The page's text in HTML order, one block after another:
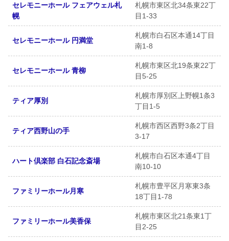
セレモニーホール フェアウェル札
幌
札幌市東区北34条東22丁
目1-33
セレモニーホール 円満堂
札幌市白石区本通14丁目
南1-8
セレモニーホール 青柳
札幌市東区北19条東22丁
目5-25
ティア厚別
札幌市厚別区上野幌1条3
丁目1-5
ティア西野山の手
札幌市西区西野3条2丁目
3-17
ハート倶楽部 白石記念斎場
札幌市白石区本通4丁目
南10-10
ファミリーホール月寒
札幌市豊平区月寒東3条
18丁目1-78
ファミリーホール美香保
札幌市東区北21条東1丁
目2-25